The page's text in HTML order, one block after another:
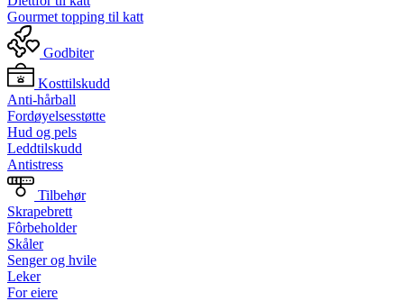
Gourmet topping til katt
Godbiter
Kosttilskudd
Anti-hårball
Fordøyelsesstøtte
Hud og pels
Leddtilskudd
Antistress
Tilbehør
Skrapebrett
Fôrbeholder
Skåler
Senger og hvile
Leker
For eiere